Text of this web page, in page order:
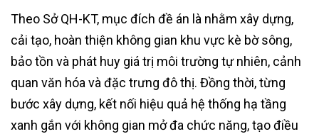
Theo Sở QH-KT, mục đích đề án là nhằm xây dựng,
cải tạo, hoàn thiện không gian khu vực kè bờ sông,
bảo tồn và phát huy giá trị môi trường tự nhiên, cảnh
quan văn hóa và đặc trưng đô thị. Đồng thời, từng
bước xây dựng, kết nối hiệu quả hệ thống hạ tầng
xanh gắn với không gian mở đa chức năng, tạo điều